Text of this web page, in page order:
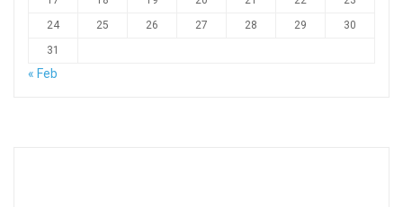
24
25 26 27 28 29
30
31
« Feb